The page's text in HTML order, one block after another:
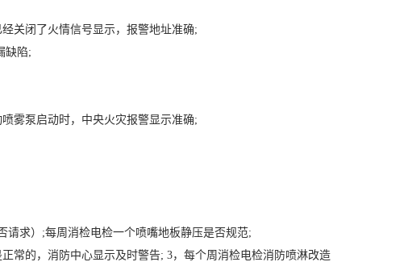
关闭了火情信号显示，报警地址准确;
缺陷;
雾泵启动时，中央火灾报警显示准确;
请求）;每周消检电检一个喷嘴地板静压是否规范;
常的，消防中心显示及时警告; 3，每个周消检电检消防喷淋改造